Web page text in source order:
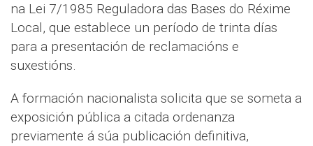
na Lei 7/1985 Reguladora das Bases do Réxime
Local, que establece un período de trinta días
para a presentación de reclamacións e
suxestións.
A formación nacionalista solicita que se someta a
exposición pública a citada ordenanza
previamente á súa publicación definitiva,